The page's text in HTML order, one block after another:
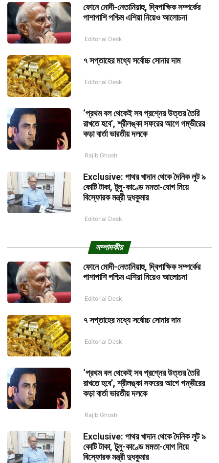
ফোনে মোদী-নেতানিয়াহু, দ্বিপাক্ষিক সম্পর্কের
পাশাপাশি পশ্চিম এশিয়া নিয়েও আলোচনা
Editorial Desk
৭ সপ্তাহের মধ্যে সর্বোচ্চ সোনার দাম
Editorial Desk
‘প্রথম বল থেকেই সব প্রশ্নের উত্তর তৈরি
রাখতে হবে’, শ্রীলঙ্কা সফরের আগে গম্ভীরের
কড়া বার্তা ভারতীয় দলকে
Rajib Ghosh
Exclusive: পাথর খাদান থেকে দৈনিক লুট ৯
কোটি টাকা, টুলু-কাণ্ডে মমতা-যোগ নিয়ে
বিস্ফোরক মন্ত্রী দুধকুমার
Editorial Desk
সম্পাদকীয়
ফোনে মোদী-নেতানিয়াহু, দ্বিপাক্ষিক সম্পর্কের
পাশাপাশি পশ্চিম এশিয়া নিয়েও আলোচনা
Editorial Desk
৭ সপ্তাহের মধ্যে সর্বোচ্চ সোনার দাম
Editorial Desk
‘প্রথম বল থেকেই সব প্রশ্নের উত্তর তৈরি
রাখতে হবে’, শ্রীলঙ্কা সফরের আগে গম্ভীরের
কড়া বার্তা ভারতীয় দলকে
Rajib Ghosh
Exclusive: পাথর খাদান থেকে দৈনিক লুট ৯
কোটি টাকা, টুলু-কাণ্ডে মমতা-যোগ নিয়ে
বিস্ফোরক মন্ত্রী দুধকুমার